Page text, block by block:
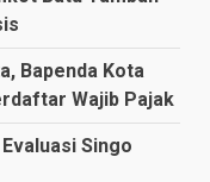
Bapenda Kota
Wajib Pajak
Singo